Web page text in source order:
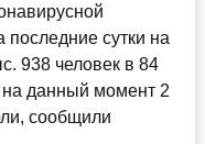
сутки на
938 человек в 84
данный момент 2
сообщили